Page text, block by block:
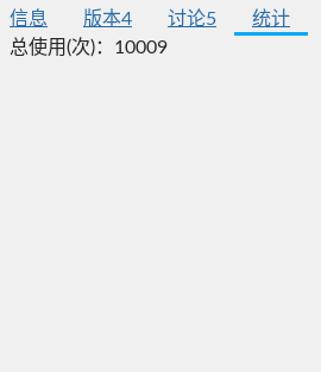
信息 版本4 讨论5 统计
总使用(次)： 10009